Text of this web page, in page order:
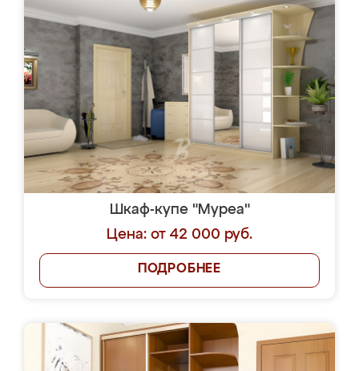
Шкаф-купе "Муреа"
Цена: от 42 000 руб.
ПОДРОБНЕЕ